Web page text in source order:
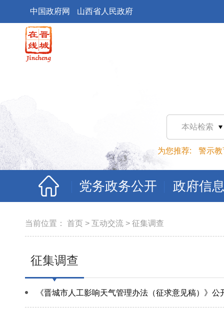
中国政府网 山西省人民政府
本站检索
为您推荐: 警示教
党务政务公开 政府信
当前位置： 首页 > 互动交流 > 征集调查
征集调查
《晋城市人工影响天气管理办法（征求意见稿）》公